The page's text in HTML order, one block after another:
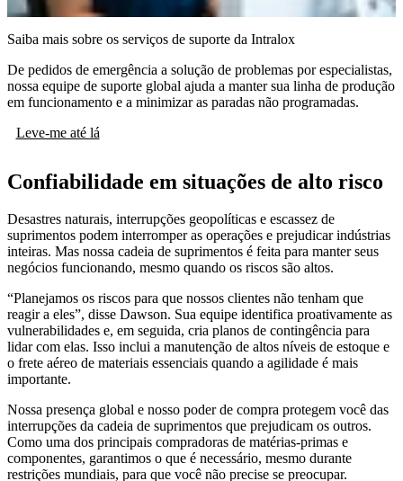
Saiba mais sobre os serviços de suporte da Intralox
De pedidos de emergência a solução de problemas por especialistas,
nossa equipe de suporte global ajuda a manter sua linha de produção
em funcionamento e a minimizar as paradas não programadas.
Leve-me até lá
Confiabilidade em situações de alto risco
Desastres naturais, interrupções geopolíticas e escassez de
suprimentos podem interromper as operações e prejudicar indústrias
inteiras. Mas nossa cadeia de suprimentos é feita para manter seus
negócios funcionando, mesmo quando os riscos são altos.
“Planejamos os riscos para que nossos clientes não tenham que
reagir a eles”, disse Dawson. Sua equipe identifica proativamente as
vulnerabilidades e, em seguida, cria planos de contingência para
lidar com elas. Isso inclui a manutenção de altos níveis de estoque e
o frete aéreo de materiais essenciais quando a agilidade é mais
importante.
Nossa presença global e nosso poder de compra protegem você das
interrupções da cadeia de suprimentos que prejudicam os outros.
Como uma dos principais compradoras de matérias-primas e
componentes, garantimos o que é necessário, mesmo durante
restrições mundiais, para que você não precise se preocupar.